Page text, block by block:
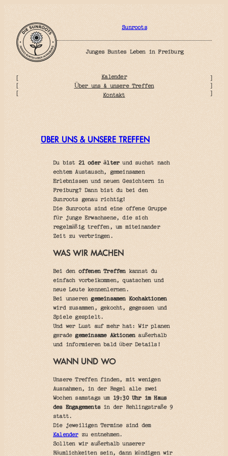
springen
Sunroots
Junges Buntes Leben in Freiburg
Kalender
Über uns & unsere Treffen
Kontakt
ÜBER UNS & UNSERE TREFFEN
Du bist 21 oder älterund suchst nach
echtem Austausch, gemeinsamen
Erlebnissen und neuen Gesichtern in
Freiburg? Dann bist du bei den
Sunroots genau richtig!
Die Sunroots sind eine offene Gruppe
für junge Erwachsene, die sich
regelmäßig treffen, um miteinander
Zeit zu verbringen.
WAS WIR MACHEN
Bei den offenen Treffenkannst du
einfach vorbeikommen, quatschen und
neue Leute kennenlernen.
Bei unseren gemeinsamen Kochaktionen
wird zusammen, gekocht, gegessen und
Spiele gespielt.
Und wer Lust auf mehr hat: Wir planen
geradegemeinsame Aktionenaußerhalb
und informieren bald über Details!
WANN UND WO
Unsere Treffen finden, mit wenigen
Ausnahmen, in der Regel alle zwei
Wochen samstags um
19:30 Uhr im Haus
des Engagementsin der Rehlingstraße 9
statt.
Die jeweiligen Termine sind dem
Kalenderzu entnehmen.
Sollten wir außerhalb unserer
Räumlichkeiten sein, dann kündigen wir